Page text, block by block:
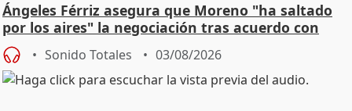
Ángeles Férriz asegura que Moreno "ha saltado
por los aires" la negociación tras acuerdo con
SMA
Sonido Totales 03/08/2026